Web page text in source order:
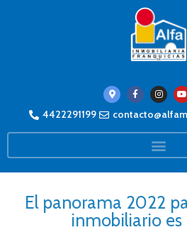
4422291199
El panorama 2022
inmobiliario